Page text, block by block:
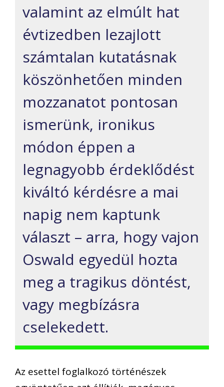
valamint az elmúlt hat
évtizedben lezajlott
számtalan kutatásnak
köszönhetően minden
mozzanatot pontosan
ismerünk, ironikus
módon éppen a
legnagyobb érdeklődést
kiváltó kérdésre a mai
napig nem kaptunk
választ – arra, hogy vajon
Oswald egyedül hozta
meg a tragikus döntést,
vagy megbízásra
cselekedett.
Az esettel foglalkozó történészek